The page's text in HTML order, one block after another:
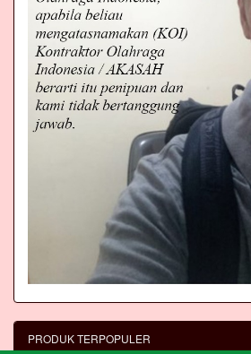
PRODUK TERPOPULER